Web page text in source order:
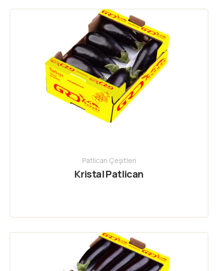
Patlican Çeşitleri
Kristal Patlican